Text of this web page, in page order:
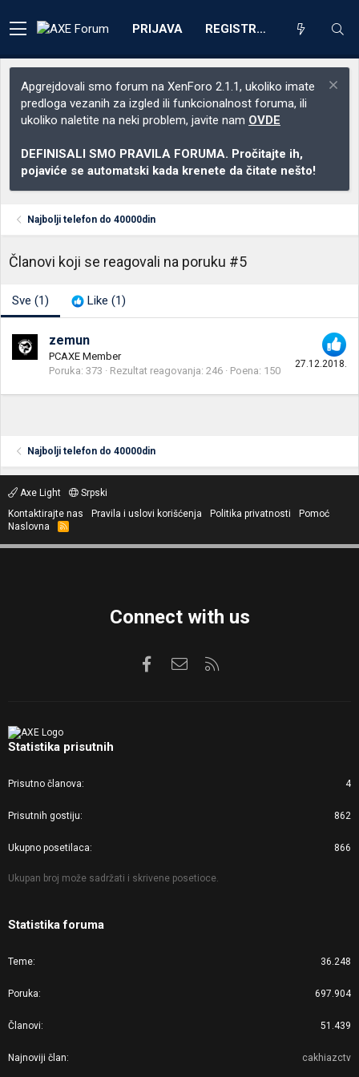
PRIJAVA REGISTRACIJA
Apgrejdovali smo forum na XenForo 2.1.1, ukoliko imate
predloga vezanih za izgled ili funkcionalnost foruma, ili
ukoliko naletite na neki problem, javite nam OVDE
DEFINISALI SMO PRAVILA FORUMA. Pročitajte ih,
pojaviće se automatski kada krenete da čitate nešto!
Najbolji telefon do 40000din
Članovi koji se reagovali na poruku #5
Sve (1) Like (1)
27.12.2018.
zemun
PCAXE Member
Poruka 373 Rezultat reagovanja 246 Poena 150
Najbolji telefon do 40000din
Axe Light
Srpski
Kontaktirajte nas
Pravila i uslovi korišćenja Politika privatnosti
Pomoć
Naslovna
R
S
Connect with us
FacebookKontaktirajte nas
Statistika prisutnih
Prisutno članova 4
Prisutnih gostiju 862
Ukupno posetilaca 866
Ukupan broj može sadržati i skrivene posetioce.
Statistika foruma
Teme 36.248
Poruka 697.904
Članovi 51.439
Najnoviji član cakhiazctv